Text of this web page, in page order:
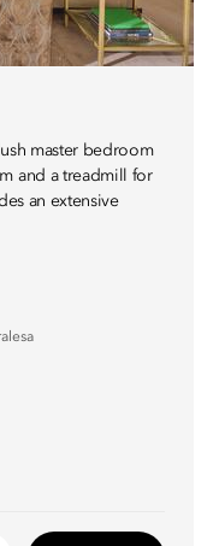
master bedroom
and a treadmill for
an extensive